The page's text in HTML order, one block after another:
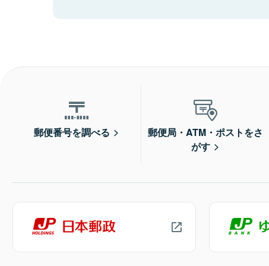
郵便番号を調べる
郵便局・ATM・ポストをさ
がす